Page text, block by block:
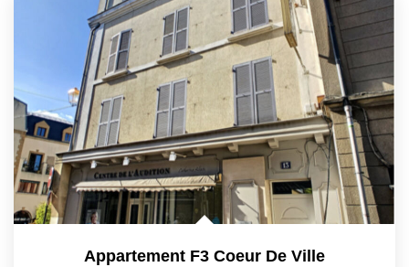
Appartement F3 Coeur De Ville